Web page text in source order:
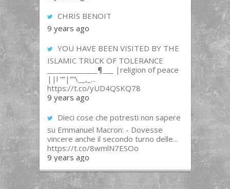
CHRIS BENOIT
9 years ago
YOU HAVE BEEN VISITED BY THE
ISLAMIC TRUCK OF TOLERANCE
______________¶___ |religion of peace
||l “”|””\__,_...
https://t.co/yUD4QSKQ78
9 years ago
Dieci cose che potresti non sapere
su Emmanuel Macron: - Dovesse
vincere anche il secondo turno delle...
https://t.co/8wmlN7ESOo
9 years ago